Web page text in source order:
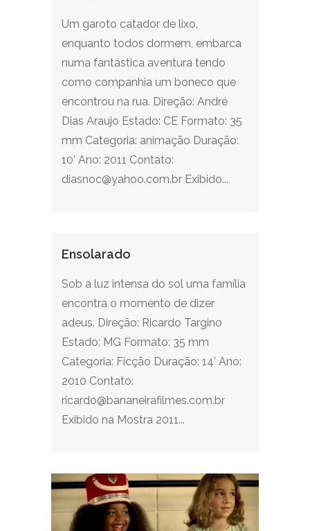
Um garoto catador de lixo,
enquanto todos dormem, embarca
numa fantástica aventura tendo
como companhia um boneco que
encontrou na rua. Direção: André
Dias Araujo Estado: CE Formato: 35
mm Categoria: animação Duração:
10’ Ano: 2011 Contato:
diasnoc@yahoo.com.br Exibido...
Ensolarado
Sob a luz intensa do sol uma família
encontra o momento de dizer
adeus. Direção: Ricardo Targino
Estado: MG Formato: 35 mm
Categoria: Ficção Duração: 14’ Ano:
2010 Contato:
ricardo@bananeirafilmes.com.br
Exibido na Mostra 2011...